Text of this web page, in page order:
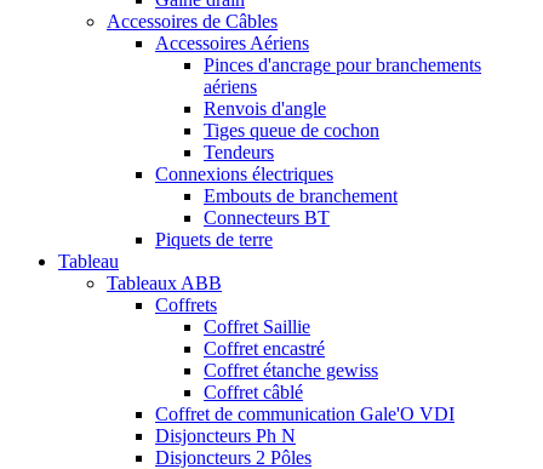
Accessoires de Câbles
Accessoires Aériens
Pinces d'ancrage pour branchements
aériens
Renvois d'angle
Tiges queue de cochon
Tendeurs
Connexions électriques
Embouts de branchement
Connecteurs BT
Piquets de terre
Tableau
Tableaux ABB
Coffrets
Coffret Saillie
Coffret encastré
Coffret étanche gewiss
Coffret câblé
Coffret de communication Gale'O VDI
Disjoncteurs Ph N
Disjoncteurs 2 Pôles